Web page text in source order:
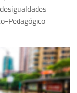
Pedagógico